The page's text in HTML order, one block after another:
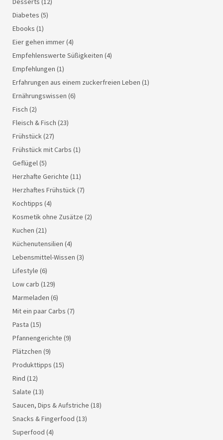
Diabetes (5)
Ebooks (1)
Eier gehen immer(4)
Empfehlenswerte Süßigkeiten (4)
Empfehlungen (1)
Erfahrungen aus einem zuckerfreien Leben (1)
Ernährungswissen (6)
Fisch (2)
Fleisch & Fisch (23)
Frühstück(27)
Frühstück mit Carbs (1)
Geflügel(5)
Herzhafte Gerichte (11)
Herzhaftes Frühstück(7)
Kochtipps (4)
Kosmetik ohne Zusätze (2)
Kuchen (21)
Küchenutensilien (4)
Lebensmittel-Wissen (3)
Lifestyle (6)
Low carb (129)
Marmeladen (6)
Mit ein paar Carbs (7)
Pasta (15)
Pfannengerichte (9)
Plätzchen (9)
Produkttipps (15)
Rind (12)
Salate (13)
Saucen, Dips & Aufstriche (18)
Snacks & Fingerfood (13)
Superfood (4)